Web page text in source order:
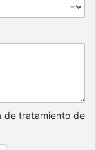
de tratamiento de